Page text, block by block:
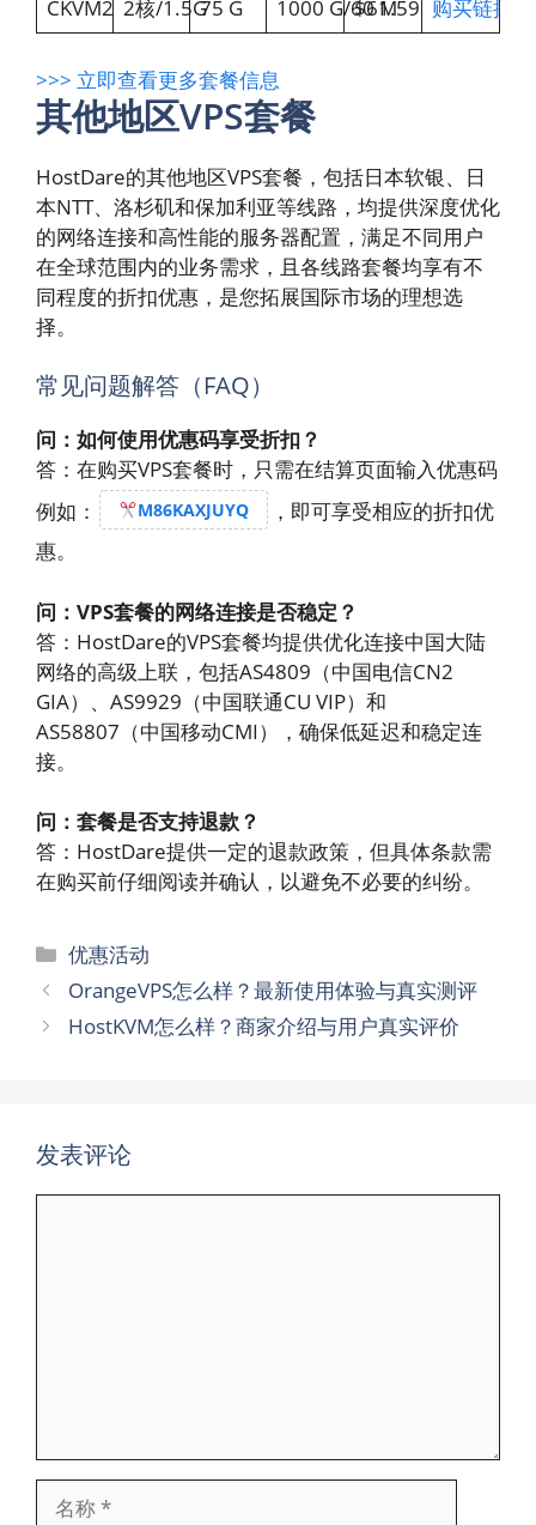
CKVM2 2核/1.5G75 G 1000 G/60 M
$61.59 购买链接
>>> 立即查看更多套餐信息
其他地区VPS套餐
HostDare的其他地区VPS套餐，包括日本软银、日
本NTT、洛杉矶和保加利亚等线路，均提供深度优化
的网络连接和高性能的服务器配置，满足不同用户
在全球范围内的业务需求，且各线路套餐均享有不
同程度的折扣优惠，是您拓展国际市场的理想选
择。
常见问题解答（FAQ）
问：如何使用优惠码享受折扣？
答：在购买VPS套餐时，只需在结算页面输入优惠码
例如：
M86KAXJUYQ
，即可享受相应的折扣优
惠。
问：VPS套餐的网络连接是否稳定？
答：HostDare的VPS套餐均提供优化连接中国大陆
网络的高级上联，包括AS4809（中国电信CN2
GIA）、AS9929（中国联通CU VIP）和
AS58807（中国移动CMI），确保低延迟和稳定连
接。
问：套餐是否支持退款？
答：HostDare提供一定的退款政策，但具体条款需
在购买前仔细阅读并确认，以避免不必要的纠纷。
分
类
优惠活动
OrangeVPS怎么样？最新使用体验与真实测评
HostKVM怎么样？商家介绍与用户真实评价
发表评论